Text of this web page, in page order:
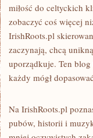
miłość do celtyckich
zobaczyć coś więcej
IrishRoots.pl
zaczynają, chcą
uporządkuje. Ten
każdy mógł
Na IrishRoots.pl
pubów, historii i